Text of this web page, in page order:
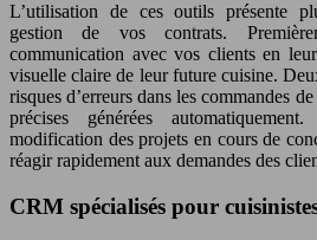
L’utilisation de ces outils présente
gestion de vos contrats.
communication avec vos clients en
visuelle claire de leur future cuisine.
risques d’erreurs dans les commandes
précises générées
modification des projets en cours de
réagir rapidement aux demandes des
CRM spécialisés pour